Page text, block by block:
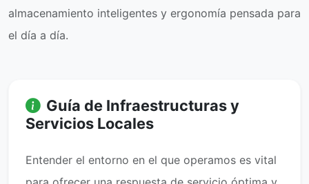
almacenamiento inteligentes y ergonomía pensada para
el día a día.
Guía de Infraestructuras y
Servicios Locales
Entender el entorno en el que operamos es vital